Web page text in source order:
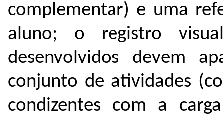
complementar) e uma
aluno; o registro
desenvolvidos devem
conjunto de atividades
condizentes com a